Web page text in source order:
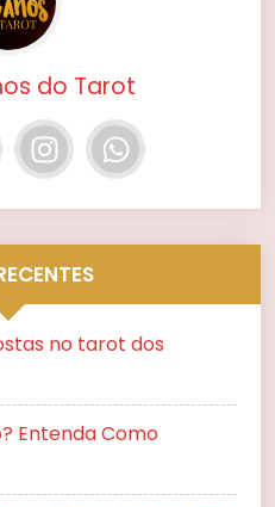
do Tarot
no tarot dos
Entenda Como